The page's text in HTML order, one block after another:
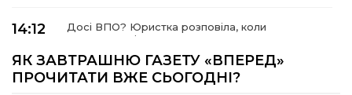
14:12
Досі ВПО? Юристка розповіла, коли
переселенці втрачають виплати та статус
ЯК ЗАВТРАШНЮ ГАЗЕТУ «ВПЕРЕД»
ПРОЧИТАТИ ВЖЕ СЬОГОДНІ?